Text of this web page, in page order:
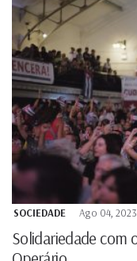
SOCIEDADE Ago 04, 2023
Solidariedade com